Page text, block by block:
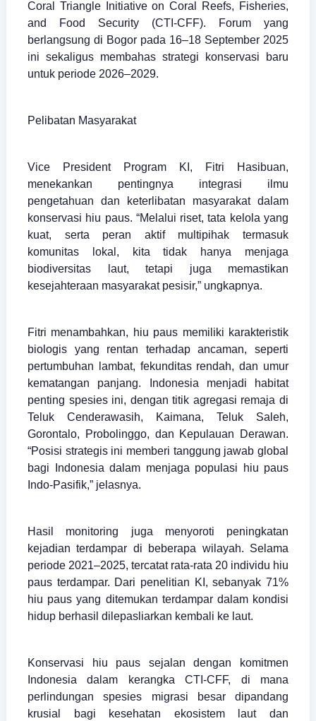
Coral Triangle Initiative on Coral Reefs, Fisheries,
and Food Security (CTI-CFF). Forum yang
berlangsung di Bogor pada 16–18 September 2025
ini sekaligus membahas strategi konservasi baru
untuk periode 2026–2029.
Pelibatan Masyarakat
Vice President Program KI, Fitri Hasibuan,
menekankan pentingnya integrasi ilmu
pengetahuan dan keterlibatan masyarakat dalam
konservasi hiu paus. “Melalui riset, tata kelola yang
kuat, serta peran aktif multipihak termasuk
komunitas lokal, kita tidak hanya menjaga
biodiversitas laut, tetapi juga memastikan
kesejahteraan masyarakat pesisir,” ungkapnya.
Fitri menambahkan, hiu paus memiliki karakteristik
biologis yang rentan terhadap ancaman, seperti
pertumbuhan lambat, fekunditas rendah, dan umur
kematangan panjang. Indonesia menjadi habitat
penting spesies ini, dengan titik agregasi remaja di
Teluk Cenderawasih, Kaimana, Teluk Saleh,
Gorontalo, Probolinggo, dan Kepulauan Derawan.
“Posisi strategis ini memberi tanggung jawab global
bagi Indonesia dalam menjaga populasi hiu paus
Indo-Pasifik,” jelasnya.
Hasil monitoring juga menyoroti peningkatan
kejadian terdampar di beberapa wilayah. Selama
periode 2021–2025, tercatat rata-rata 20 individu hiu
paus terdampar. Dari penelitian KI, sebanyak 71%
hiu paus yang ditemukan terdampar dalam kondisi
hidup berhasil dilepasliarkan kembali ke laut.
Konservasi hiu paus sejalan dengan komitmen
Indonesia dalam kerangka CTI-CFF, di mana
perlindungan spesies migrasi besar dipandang
krusial bagi kesehatan ekosistem laut dan